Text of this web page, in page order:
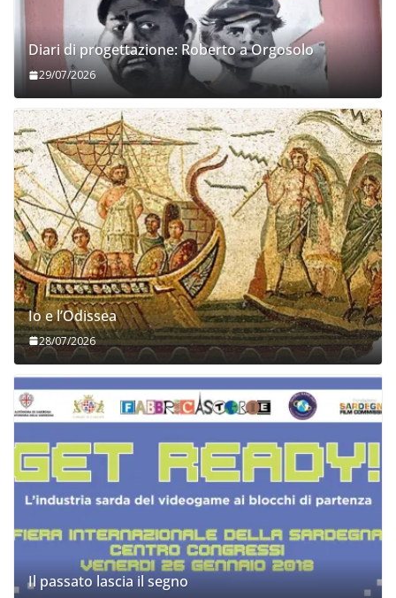
Diari di progettazione: Roberto a Orgosolo
29/07/2026
Io e l’Odissea
28/07/2026
Il passato lascia il segno